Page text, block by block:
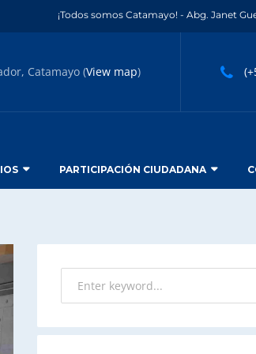
¡Todos somos Catamayo! - Abg. Janet
Catamayo (View map)
PARTICIPACIÓN CIUDADANA